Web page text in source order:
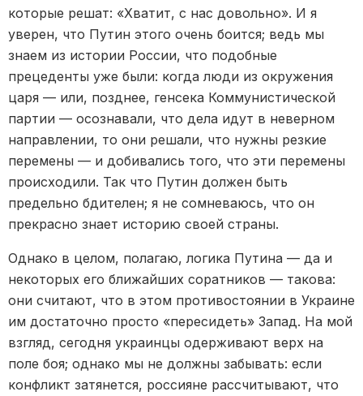
которые решат: «Хватит, с нас довольно». И я
уверен, что Путин этого очень боится; ведь мы
знаем из истории России, что подобные
прецеденты уже были: когда люди из окружения
царя — или, позднее, генсека Коммунистической
партии — осознавали, что дела идут в неверном
направлении, то они решали, что нужны резкие
перемены — и добивались того, что эти перемены
происходили. Так что Путин должен быть
предельно бдителен; я не сомневаюсь, что он
прекрасно знает историю своей страны.
Однако в целом, полагаю, логика Путина — да и
некоторых его ближайших соратников — такова:
они считают, что в этом противостоянии в Украине
им достаточно просто «пересидеть» Запад. На мой
взгляд, сегодня украинцы одерживают верх на
поле боя; однако мы не должны забывать: если
конфликт затянется, россияне рассчитывают, что